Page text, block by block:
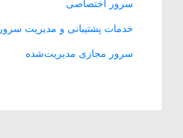
سرور اختصاصی
خدمات پشتیبانی و مدیریت سرور
سرور مجازی مدیریت‌شده